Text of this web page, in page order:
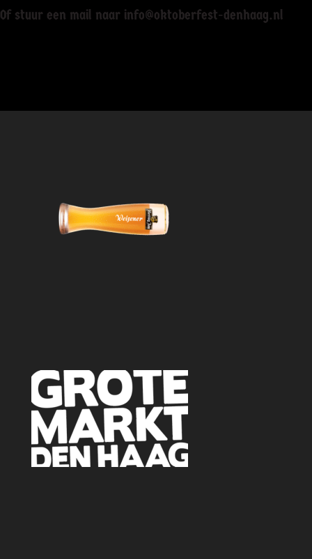
Of stuur een mail naar info@oktoberfest-denhaag.nl